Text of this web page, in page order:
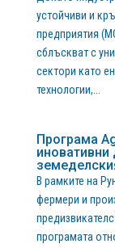
устойчиви и
предприятия
сблъскват с
сектори като
технологии,...
Програма
иновативни
В рамките на
фермери и
програмата